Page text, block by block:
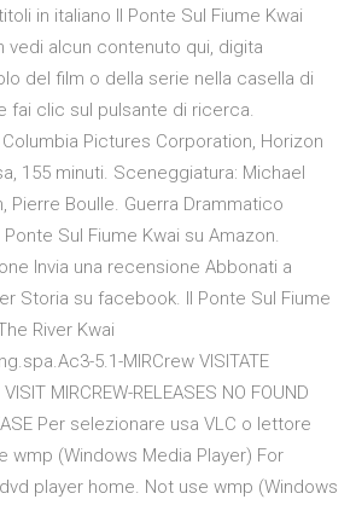
in italiano Il Ponte Sul Fiume Kwai
vedi alcun contenuto qui, digita
del film o della serie nella casella di
fai clic sul pulsante di ricerca.
Pictures Corporation, Horizon
155 minuti. Sceneggiatura: Michael
Pierre Boulle. Guerra Drammatico
Sul Fiume Kwai su Amazon.
Invia una recensione Abbonati a
Storia su facebook. Il Ponte Sul Fiume
River Kwai
5.1-MIRCrew VISITATE
MIRCREW-RELEASES NO FOUND
Per selezionare usa VLC o lettore
wmp (Windows Media Player) For
player home. Not use wmp (Windows